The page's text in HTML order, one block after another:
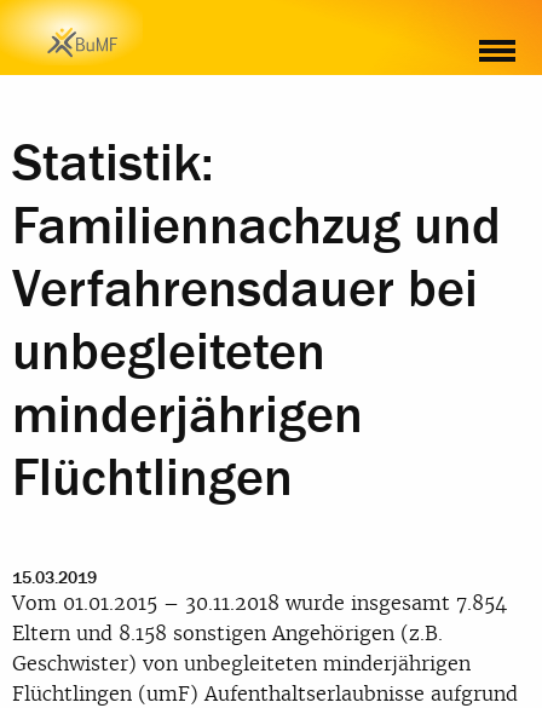
Statistik:
Familiennachzug und
Verfahrensdauer bei
unbegleiteten
minderjährigen
Flüchtlingen
15.03.2019
Vom 01.01.2015 – 30.11.2018 wurde insgesamt 7.854
Eltern und 8.158 sonstigen Angehörigen (z.B.
Geschwister) von unbegleiteten minderjährigen
Flüchtlingen (umF) Aufenthaltserlaubnisse aufgrund